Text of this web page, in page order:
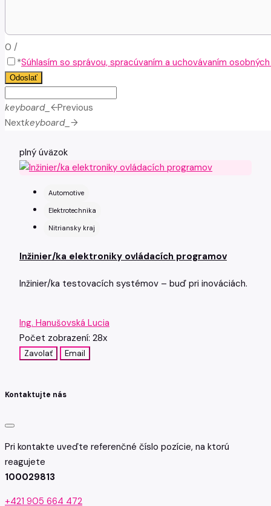
0 /
*Súhlasím so správou, spracúvaním a uchovávaním
Odoslať
keyboard_arrow_leftPrevious
Nextkeyboard_arrow_right
plný úväzok
Automotive
Elektrotechnika
Nitriansky kraj
Inžinier/ka elektroniky ovládacích programov
Inžinier/ka testovacích systémov – buď pri inováciách.
Ing. Hanušovská Lucia
Počet zobrazení: 28x
Zavolať Email
Kontaktujte nás
Pri kontakte uveďte referenčné číslo pozície, na ktorú
reagujete
100029813
+421 905 664 472